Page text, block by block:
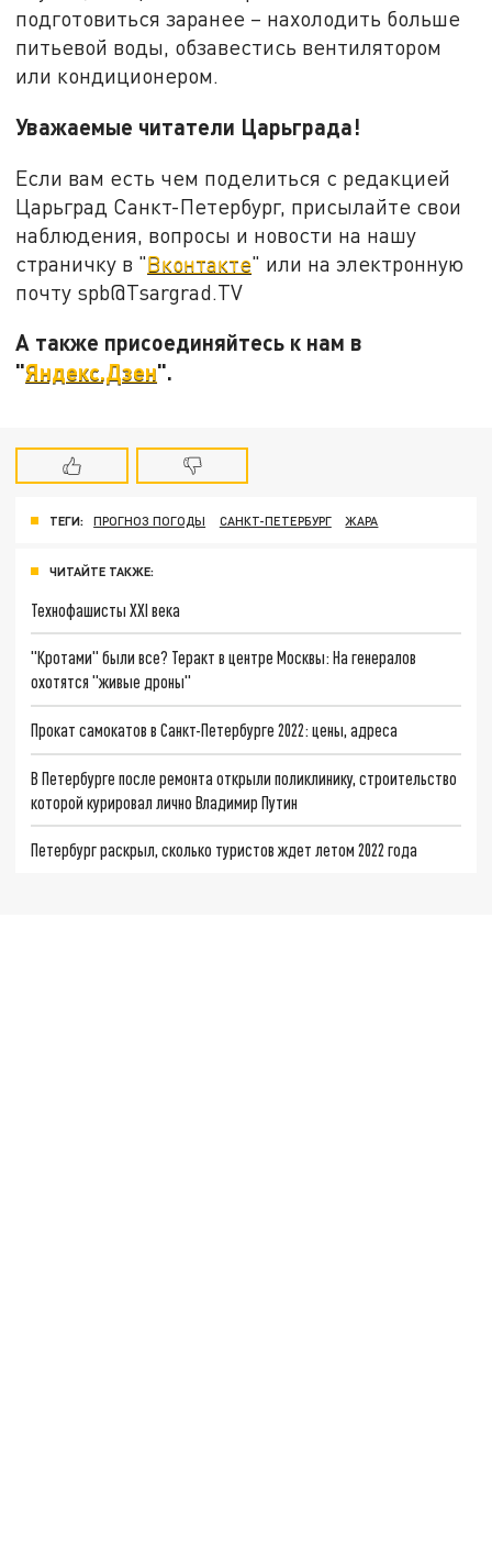
подготовиться заранее – нахолодить больше
питьевой воды, обзавестись вентилятором
или кондиционером.
Уважаемые читатели Царьграда!
Если вам есть чем поделиться с редакцией
Царьград Санкт-Петербург, присылайте свои
наблюдения, вопросы и новости на нашу
страничку в "Вконтакте" или на электронную
почту spb@Tsargrad.TV
А также присоединяйтесь к нам в
"Яндекс.Дзен".
ТЕГИ: ПРОГНОЗ ПОГОДЫ САНКТ-ПЕТЕРБУРГ ЖАРА
ЧИТАЙТЕ ТАКЖЕ:
Технофашисты XXI века
"Кротами" были все? Теракт в центре Москвы: На генералов
охотятся "живые дроны"
Прокат самокатов в Санкт-Петербурге 2022: цены, адреса
В Петербурге после ремонта открыли поликлинику, строительство
которой курировал лично Владимир Путин
Петербург раскрыл, сколько туристов ждет летом 2022 года